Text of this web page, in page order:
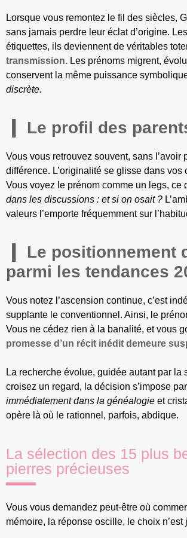
Lorsque vous remontez le fil des siècles,
sans jamais perdre leur éclat d’origine.
étiquettes, ils deviennent de véritables
transmission. Les prénoms migrent,
conservent la même puissance
discrète.
Le profil des
Vous vous retrouvez souvent, sans
différence. L’originalité se glisse dans
Vous voyez le prénom comme un legs,
dans les discussions : et si on osait ?
valeurs l’emporte fréquemment sur
Le positionnement
parmi les tendances
Vous notez l’ascension continue, c’est
supplante le conventionnel. Ainsi, le
Vous ne cédez rien à la banalité, et vous
promesse d’un récit inédit demeure
La recherche évolue, guidée autant par
croisez un regard, la décision s’impose
immédiatement dans la généalogie et
opère là où le rationnel, parfois, abdique.
La sélection des 15 plus
pierres précieuses
Vous vous demandez peut-être où
mémoire, la réponse oscille, le choix n’est